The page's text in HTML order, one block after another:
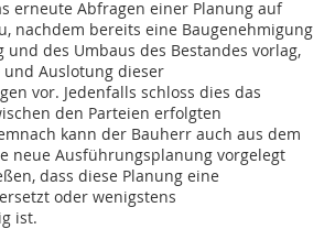
erneute Abfragen einer Planung auf
nachdem bereits eine Baugenehmigung
des Umbaus des Bestandes vorlag,
Auslotung dieser
vor. Jedenfalls schloss dies das
den Parteien erfolgten
kann der Bauherr auch aus dem
neue Ausführungsplanung vorgelegt
dass diese Planung eine
oder wenigstens
ist.